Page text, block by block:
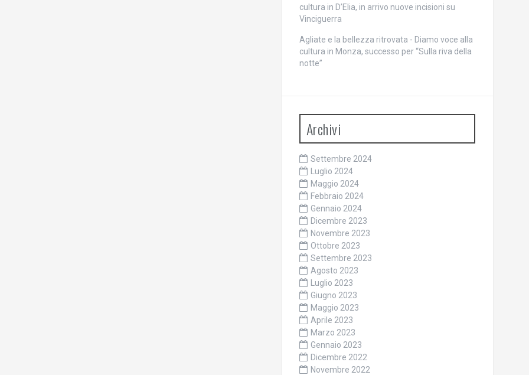
cultura in D’Elia, in arrivo nuove incisioni su
Vinciguerra
Agliate e la bellezza ritrovata - Diamo voce alla
cultura in Monza, successo per “Sulla riva della
notte”
Archivi
Settembre 2024
Luglio 2024
Maggio 2024
Febbraio 2024
Gennaio 2024
Dicembre 2023
Novembre 2023
Ottobre 2023
Settembre 2023
Agosto 2023
Luglio 2023
Giugno 2023
Maggio 2023
Aprile 2023
Marzo 2023
Gennaio 2023
Dicembre 2022
Novembre 2022